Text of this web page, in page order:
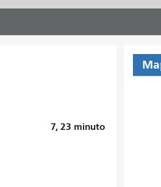
Pagtatapos
ko
maglakbay
7, 23 minuto